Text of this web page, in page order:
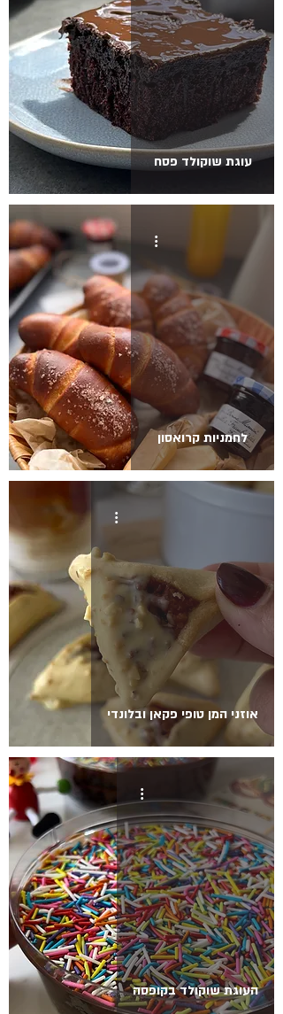
עוגת שוקולד פסח
לחמניות קרואסון
אוזני המן טופי פקאן ובלונדי
העוגת שוקולד בקופסה